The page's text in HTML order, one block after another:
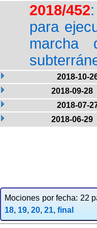
2018/452
para
marcha
2018-10-
2018-09-28
2018-07-
2018-06-29
Mociones por fecha: 22
18, 19, 20, 21, final